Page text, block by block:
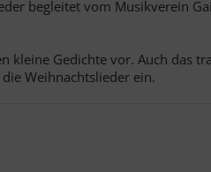
begleitet vom Musikverein
kleine Gedichte vor. Auch das
Weihnachtslieder ein.